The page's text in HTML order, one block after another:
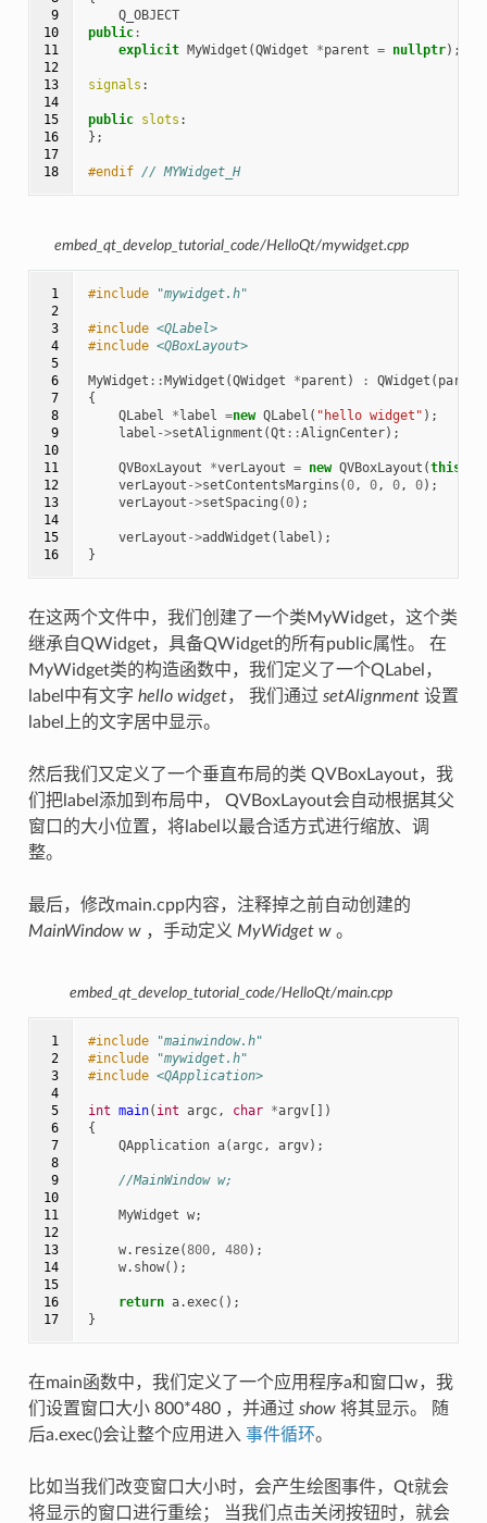
9
10
11
12
13
14
15
16
17
18
Q_OBJECT
public:
explicit MyWidget (QWidget *parent = nullptr);
signals :
public slots :
};
#endif // MYWidget_H
embed_qt_develop_tutorial_code/HelloQt/mywidget.cpp
1
2
3
4
5
6
7
8
9
10
11
12
13
14
15
16
#include "mywidget.h"
#include <QLabel>
#include <QBoxLayout>
MyWidget ::MyWidget (QWidget *parent ) : QWidget ( parent
{
QLabel
*label =new QLabel ( "hello widget" );
label ->setAlignment (Qt ::AlignCenter);
QVBoxLayout *verLayout = new QVBoxLayout (this
verLayout ->setContentsMargins (0, 0, 0, 0);
verLayout ->setSpacing (0);
verLayout ->addWidget ( label );
}
在这两个文件中，我们创建了一个类MyWidget，这个类
继承自QWidget，具备QWidget的所有public属性。 在
MyWidget类的构造函数中，我们定义了一个QLabel，
label中有文字 hello widget， 我们通过 setAlignment设置
label上的文字居中显示。
然后我们又定义了一个垂直布局的类 QVBoxLayout，我
们把label添加到布局中， QVBoxLayout会自动根据其父
窗口的大小位置，将label以最合适方式进行缩放、调
整。
最后，修改main.cpp内容，注释掉之前自动创建的
MainWindow w，手动定义 MyWidget w。
embed_qt_develop_tutorial_code/HelloQt/main.cpp
1
2
3
4
5
6
7
8
9
10
11
12
13
14
15
16
17
#include
"mainwindow.h"
#include
"mywidget.h"
#include <QApplication>
int main( int argc, char *argv[])
{
QApplication a(argc, argv);
//MainWindow w;
MyWidget w;
w. resize(800, 480);
w. show();
return a.exec();
}
在main函数中，我们定义了一个应用程序a和窗口w，我
们设置窗口大小 800*480 ，并通过 show将其显示。 随
后a.exec()会让整个应用进入 事件循环。
比如当我们改变窗口大小时，会产生绘图事件，Qt就会
将显示的窗口进行重绘； 当我们点击关闭按钮时，就会